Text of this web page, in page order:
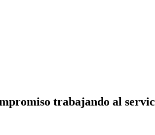
trabajando al